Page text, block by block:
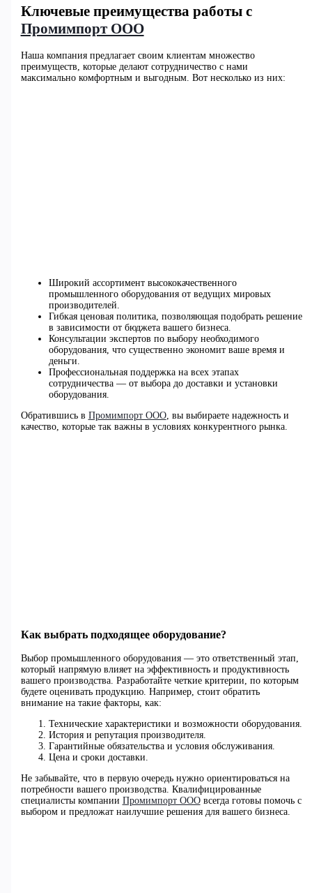
Ключевые преимущества работы с
Промимпорт ООО
Наша компания предлагает своим клиентам множество
преимуществ, которые делают сотрудничество с нами
максимально комфортным и выгодным. Вот несколько из них:
Широкий ассортимент высококачественного
промышленного оборудования от ведущих мировых
производителей.
Гибкая ценовая политика, позволяющая подобрать решение
в зависимости от бюджета вашего бизнеса.
Консультации экспертов по выбору необходимого
оборудования, что существенно экономит ваше время и
деньги.
Профессиональная поддержка на всех этапах
сотрудничества — от выбора до доставки и установки
оборудования.
Обратившись в Промимпорт ООО, вы выбираете надежность и
качество, которые так важны в условиях конкурентного рынка.
Как выбрать подходящее оборудование?
Выбор промышленного оборудования — это ответственный этап,
который напрямую влияет на эффективность и продуктивность
вашего производства. Разработайте четкие критерии, по которым
будете оценивать продукцию. Например, стоит обратить
внимание на такие факторы, как:
Технические характеристики и возможности оборудования.
История и репутация производителя.
Гарантийные обязательства и условия обслуживания.
Цена и сроки доставки.
Не забывайте, что в первую очередь нужно ориентироваться на
потребности вашего производства. Квалифицированные
специалисты компании Промимпорт ОООвсегда готовы помочь с
выбором и предложат наилучшие решения для вашего бизнеса.